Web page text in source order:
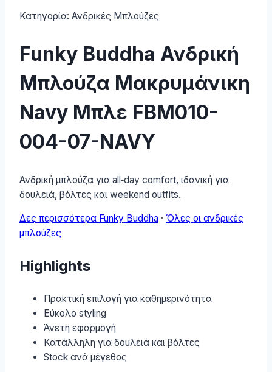
Κατηγορία: Ανδρικές Μπλούζες
Funky Buddha Ανδρική
Μπλούζα Μακρυμάνικη
Navy Μπλε FBM010-
004-07-NAVY
Ανδρική μπλούζα για all‑day comfort, ιδανική για
δουλειά, βόλτες και weekend outfits.
Δες περισσότερα Funky Buddha · Όλες οι ανδρικές
μπλούζες
Highlights
Πρακτική επιλογή για καθημερινότητα
Εύκολο styling
Άνετη εφαρμογή
Κατάλληλη για δουλειά και βόλτες
Stock ανά μέγεθος